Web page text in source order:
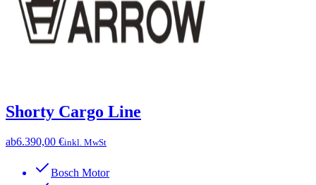
Shorty Cargo Line
ab6.390,00 €inkl. MwSt
Bosch Motor